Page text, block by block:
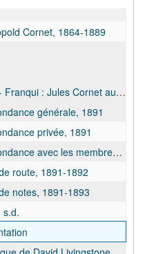
Cornet, 1864-1889
: Jules Cornet au Katanga
générale, 1891
privée, 1891
les membres de l'expédition, 1892
route, 1891-1892
notes, 1891-1893
s.d.